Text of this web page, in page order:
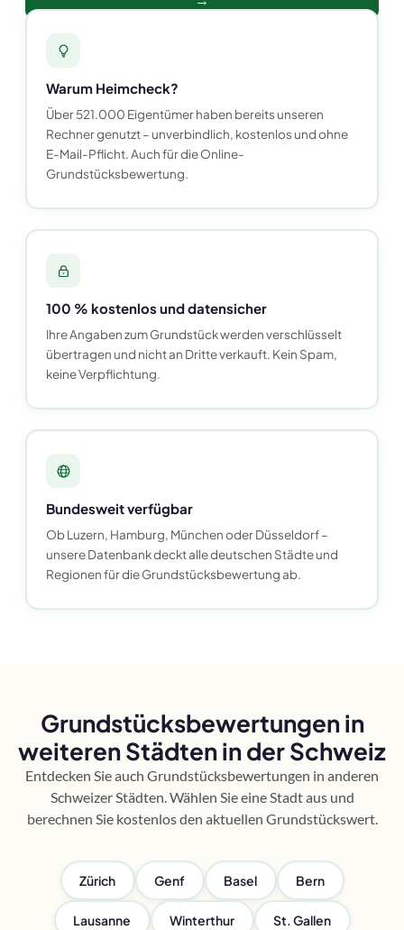
Warum Heimcheck?
Über 521.000 Eigentümer haben bereits unseren
Rechner genutzt – unverbindlich, kostenlos und ohne
E-Mail-Pflicht. Auch für die Online-
Grundstücksbewertung.
100 % kostenlos und datensicher
Ihre Angaben zum Grundstück werden verschlüsselt
übertragen und nicht an Dritte verkauft. Kein Spam,
keine Verpflichtung.
Bundesweit verfügbar
Ob Luzern, Hamburg, München oder Düsseldorf –
unsere Datenbank deckt alle deutschen Städte und
Regionen für die Grundstücksbewertung ab.
Grundstücksbewertungen in
weiteren Städten in der Schweiz
Entdecken Sie auch Grundstücksbewertungen in anderen
Schweizer Städten. Wählen Sie eine Stadt aus und
berechnen Sie kostenlos den aktuellen Grundstückswert.
Zürich Genf Basel Bern
Lausanne Winterthur St. Gallen